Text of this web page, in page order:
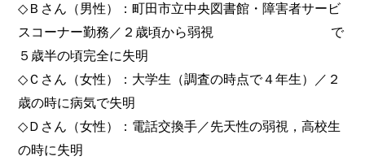
◇Ｂさん（男性）：町田市立中央図書館・障害者サービ
スコーナー勤務／２歳頃から弱視 で
５歳半の頃完全に失明
◇Ｃさん（女性）：大学生（調査の時点で４年生）／２
歳の時に病気で失明
◇Ｄさん（女性）：電話交換手／先天性の弱視，高校生
の時に失明